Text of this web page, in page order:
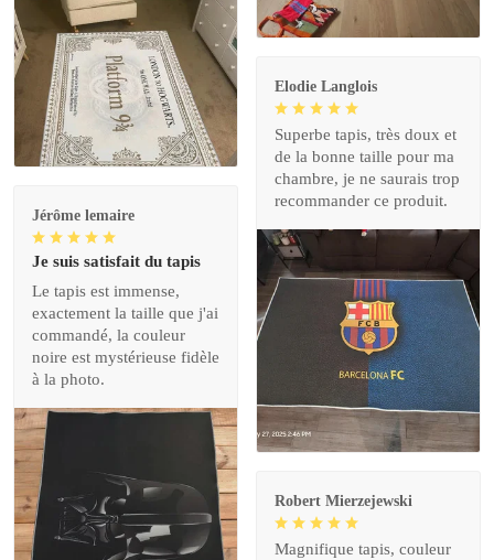
Elodie Langlois
Superbe tapis, très doux et
de la bonne taille pour ma
chambre, je ne saurais trop
recommander ce produit.
Jérôme lemaire
Je suis satisfait du tapis
Le tapis est immense,
exactement la taille que j'ai
commandé, la couleur
noire est mystérieuse fidèle
à la photo.
Robert Mierzejewski
Magnifique tapis, couleur